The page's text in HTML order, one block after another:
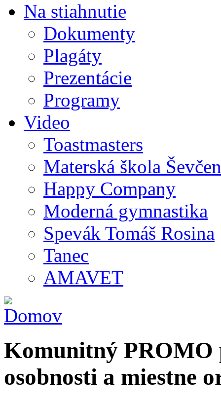
Na stiahnutie
Dokumenty
Plagáty
Prezentácie
Programy
Video
Toastmasters
Materská škola
Happy Company
Moderná gymnastika
Spevák Tomáš Rosina
Tanec
AMAVET
Komunitný
osobnosti a miestne